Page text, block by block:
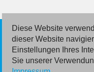
© 2026 Deutsche
Inserieren
Diese Website
dieser Website
Einstellungen Ihres
Sie unserer